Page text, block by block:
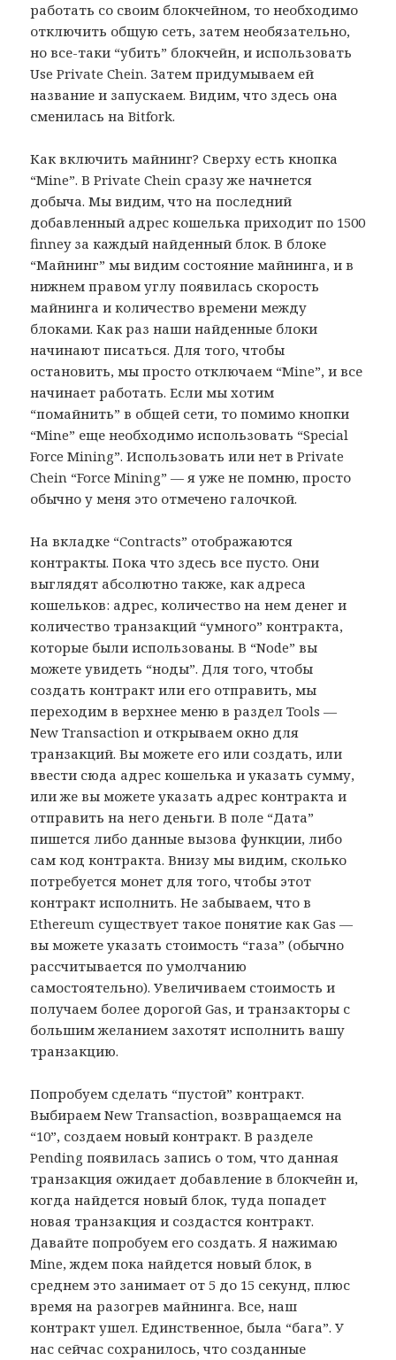
работать со своим блокчейном, то необходимо
отключить общую сеть, затем необязательно,
но все-таки “убить” блокчейн, и использовать
Use Private Chein. Затем придумываем ей
название и запускаем. Видим, что здесь она
сменилась на Bitfork.
Как включить майнинг? Сверху есть кнопка
“Mine”. В Private Chein сразу же начнется
добыча. Мы видим, что на последний
добавленный адрес кошелька приходит по 1500
finney за каждый найденный блок. В блоке
“Майнинг” мы видим состояние майнинга, и в
нижнем правом углу появилась скорость
майнинга и количество времени между
блоками. Как раз наши найденные блоки
начинают писаться. Для того, чтобы
остановить, мы просто отключаем “Mine”, и все
начинает работать. Если мы хотим
“помайнить” в общей сети, то помимо кнопки
“Mine” еще необходимо использовать “Special
Force Mining”. Использовать или нет в Private
Chein “Force Mining” — я уже не помню, просто
обычно у меня это отмечено галочкой.
На вкладке “Contracts” отображаются
контракты. Пока что здесь все пусто. Они
выглядят абсолютно также, как адреса
кошельков: адрес, количество на нем денег и
количество транзакций “умного” контракта,
которые были использованы. В “Node” вы
можете увидеть “ноды”. Для того, чтобы
создать контракт или его отправить, мы
переходим в верхнее меню в раздел Tools —
New Transaction и открываем окно для
транзакций. Вы можете его или создать, или
ввести сюда адрес кошелька и указать сумму,
или же вы можете указать адрес контракта и
отправить на него деньги. В поле “Дата”
пишется либо данные вызова функции, либо
сам код контракта. Внизу мы видим, сколько
потребуется монет для того, чтобы этот
контракт исполнить. Не забываем, что в
Ethereum существует такое понятие как Gas —
вы можете указать стоимость “газа” (обычно
рассчитывается по умолчанию
самостоятельно). Увеличиваем стоимость и
получаем более дорогой Gas, и транзакторы с
большим желанием захотят исполнить вашу
транзакцию.
Попробуем сделать “пустой” контракт.
Выбираем New Transaction, возвращаемся на
“10”, создаем новый контракт. В разделе
Pending появилась запись о том, что данная
транзакция ожидает добавление в блокчейн и,
когда найдется новый блок, туда попадет
новая транзакция и создастся контракт.
Давайте попробуем его создать. Я нажимаю
Mine, ждем пока найдется новый блок, в
среднем это занимает от 5 до 15 секунд, плюс
время на разогрев майнинга. Все, наш
контракт ушел. Единственное, была “бага”. У
нас сейчас сохранилось, что созданные